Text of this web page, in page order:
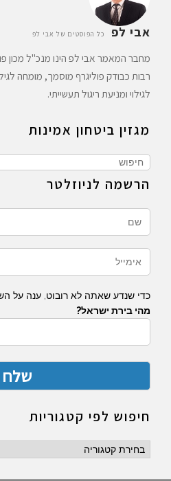
אבי לפ כל הפוסטים של אבי לפ
מחבר המאמר אבי לפ הינו מנכ"ל מכון
רבות כבודק פוליגרף מוסמך, מומחה
לגילוי ומניעת ריגול תעשייתי.
מגזין ביטחון אמינות
הרשמה לניוזלטר
כדי שנדע שאתה לא רובוט, ענה על
מהי בירת ישראל?
חיפוש לפי קטגוריות
חיפוש
קטגוריות